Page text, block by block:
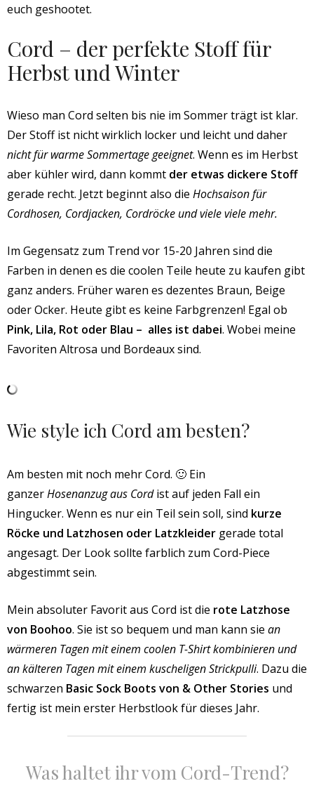
euch geshootet.
Cord – der perfekte Stoff für
Herbst und Winter
Wieso man Cord selten bis nie im Sommer trägt ist klar.
Der Stoff ist nicht wirklich locker und leicht und daher
nicht für warme Sommertage geeignet. Wenn es im Herbst
aber kühler wird, dann kommt der etwas dickere Stoff
gerade recht. Jetzt beginnt also die Hochsaison für
Cordhosen, Cordjacken, Cordröcke und viele viele mehr.
Im Gegensatz zum Trend vor 15-20 Jahren sind die
Farben in denen es die coolen Teile heute zu kaufen gibt
ganz anders. Früher waren es dezentes Braun, Beige
oder Ocker. Heute gibt es keine Farbgrenzen! Egal ob
Pink, Lila, Rot oder Blau – alles ist dabei. Wobei meine
Favoriten Altrosa und Bordeaux sind.
Wie style ich Cord am besten?
Am besten mit noch mehr Cord. 🙂 Ein
ganzerHosenanzug aus Cordist auf jeden Fall ein
Hingucker. Wenn es nur ein Teil sein soll, sind kurze
Röcke und Latzhosen oder Latzkleider gerade total
angesagt. Der Look sollte farblich zum Cord-Piece
abgestimmt sein.
Mein absoluter Favorit aus Cord ist die rote Latzhose
von Boohoo. Sie ist so bequem und man kann sie an
wärmeren Tagen mit einem coolen T-Shirt kombinieren und
an kälteren Tagen mit einem kuscheligen Strickpulli. Dazu die
schwarzen Basic Sock Boots von & Other Stories und
fertig ist mein erster Herbstlook für dieses Jahr.
Was haltet ihr vom Cord-Trend?